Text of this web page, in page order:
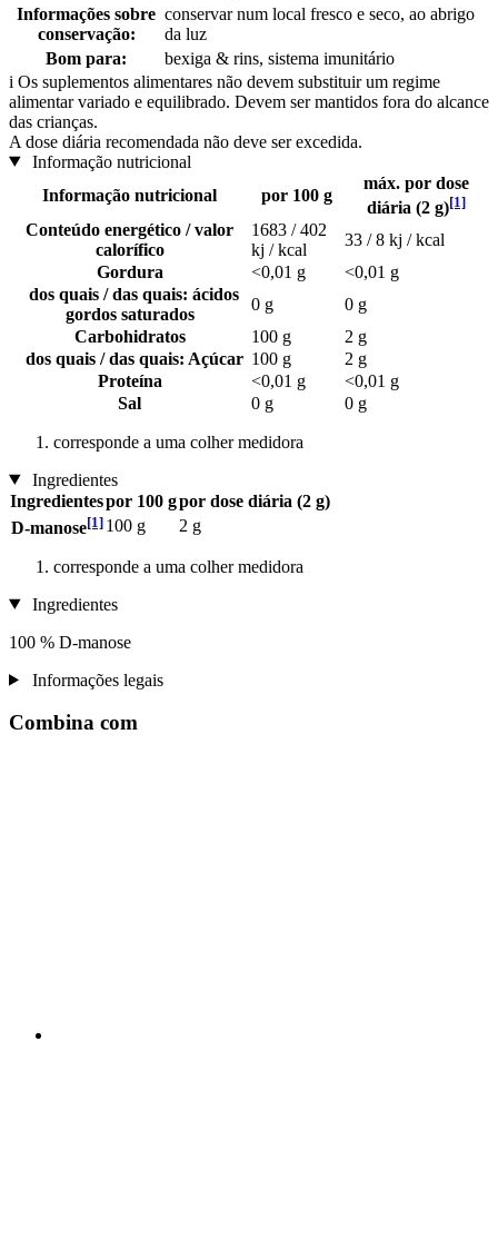
Informações sobre
conservação:
conservar num local fresco e seco, ao abrigo
da luz
Bom para:
bexiga & rins, sistema imunitário
i Os suplementos alimentares não devem substituir um regime
alimentar variado e equilibrado. Devem ser mantidos fora do alcance
das crianças.
A dose diária recomendada não deve ser excedida.
Informação nutricional
Informação nutricional
por 100 g
máx. por dose
diária (2 g)[1]
Conteúdo energético / valor
calorífico
1683 / 402
kj / kcal
33 / 8 kj / kcal
Gordura
<0,01 g
<0,01 g
dos quais / das quais: ácidos
gordos saturados
0 g
0 g
Carbohidratos
100 g
2 g
dos quais / das quais: Açúcar 100 g
2 g
Proteína
<0,01 g
<0,01 g
Sal
0 g 0 g
corresponde a uma colher medidora
Ingredientes
Ingredientespor 100 gpor dose diária (2 g)
D-manose[1] 100 g 2 g
corresponde a uma colher medidora
Ingredientes
100 % D-manose
Informações legais
Combina com